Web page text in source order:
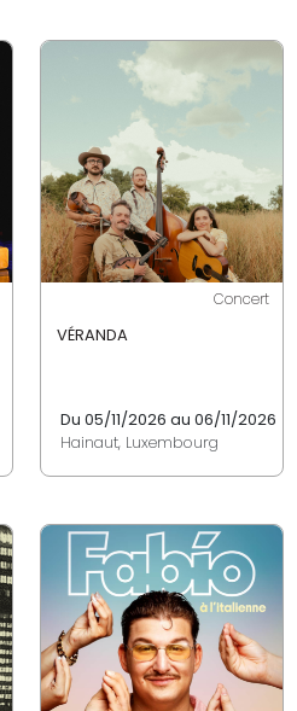
Concert
VÉRANDA
Du 05/11/2026 au 06/11/2026
Hainaut, Luxembourg